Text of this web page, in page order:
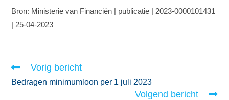
Bron: Ministerie van Financiën | publicatie | 2023-0000101431
| 25-04-2023
Vorig bericht
Bedragen minimumloon per 1 juli 2023
Volgend bericht